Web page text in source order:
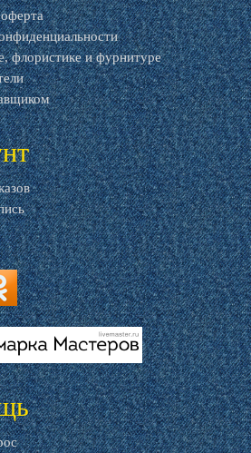
флористике и фурнитуре